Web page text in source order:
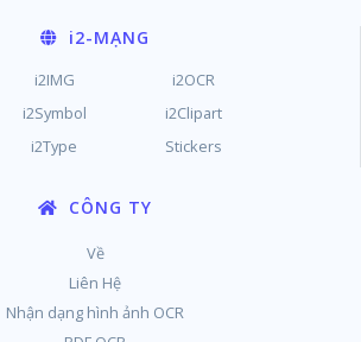
i2-MẠNG
i2IMG
i2OCR
i2Symbol
i2Clipart
i2Type Stickers
CÔNG TY
Về
Liên Hệ
Nhận dạng hình ảnh OCR